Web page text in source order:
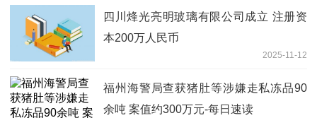
四川烽光亮明玻璃有限公司成立 注册资
本200万人民币
2025-11-12
福州海警局查获猪肚等涉嫌走私冻品90
余吨 案值约300万元-每日速读